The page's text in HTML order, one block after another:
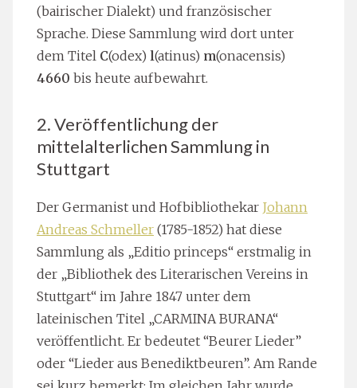
(bairischer Dialekt) und französischer
Sprache. Diese Sammlung wird dort unter
dem Titel C(odex) l(atinus) m(onacensis)
4660 bis heute aufbewahrt.
2. Veröffentlichung der
mittelalterlichen Sammlung in
Stuttgart
Der Germanist und Hofbibliothekar Johann
Andreas Schmeller (1785-1852) hat diese
Sammlung als „Editio princeps“ erstmalig in
der „Bibliothek des Literarischen Vereins in
Stuttgart“ im Jahre 1847 unter dem
lateinischen Titel „CARMINA BURANA“
veröffentlicht. Er bedeutet “Beurer Lieder”
oder “Lieder aus Benediktbeuren”. Am Rande